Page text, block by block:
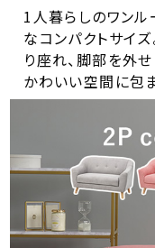
1人暮らしのワン
なコンパクトサイ
り座れ、脚部を外
かわいい空間に包